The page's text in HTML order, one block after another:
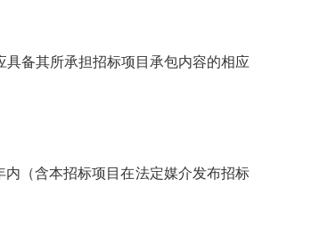
具备其所承担招标项目承包内容的相应
（含本招标项目在法定媒介发布招标